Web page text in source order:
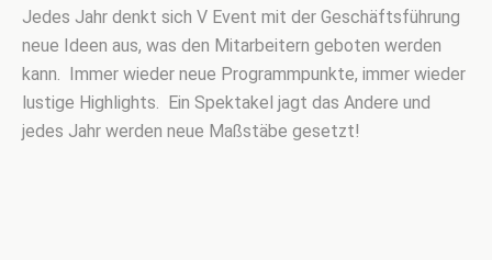
Jedes Jahr denkt sich V Event mit der Geschäftsführung
neue Ideen aus, was den Mitarbeitern geboten werden
kann. Immer wieder neue Programmpunkte, immer wieder
lustige Highlights. Ein Spektakel jagt das Andere und
jedes Jahr werden neue Maßstäbe gesetzt!